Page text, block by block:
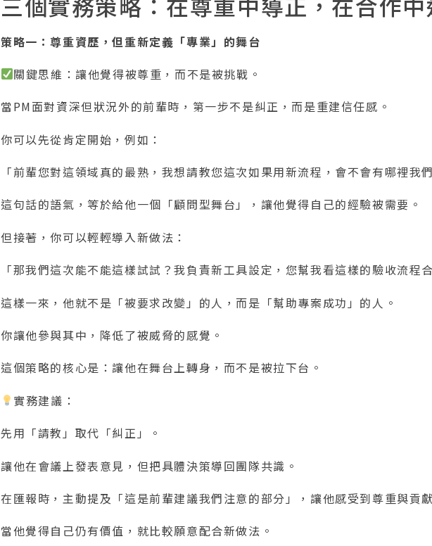
策略一：尊重資歷，但重新定義「專業」的舞台
關鍵思維：讓他覺得被尊重，而不是被挑戰。
當PM面對資深但狀況外的前輩時，第一步不是糾正，而是重建信任感。
你可以先從肯定開始，例如：
「前輩您對這領域真的最熟，我想請教您這次如果用新流程，會不會有哪裡我
這句話的語氣，等於給他一個「顧問型舞台」，讓他覺得自己的經驗被需要。
但接著，你可以輕輕導入新做法：
「那我們這次能不能這樣試試？我負責新工具設定，您幫我看這樣的驗收流程合
這樣一來，他就不是「被要求改變」的人，而是「幫助專案成功」的人。
你讓他參與其中，降低了被威脅的感覺。
這個策略的核心是：讓他在舞台上轉身，而不是被拉下台。
實務建議：
先用「請教」取代「糾正」。
讓他在會議上發表意見，但把具體決策導回團隊共識。
在匯報時，主動提及「這是前輩建議我們注意的部分」，讓他感受到尊重與貢
當他覺得自己仍有價值，就比較願意配合新做法。